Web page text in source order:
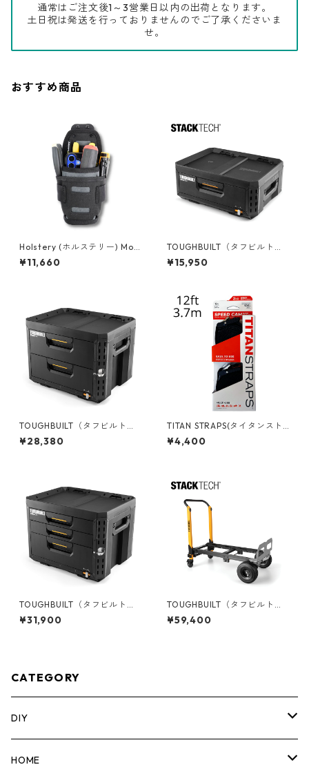
通常はご注文後1～3営業日以内の出荷となります。
土日祝は発送を行っておりませんのでご了承くださいま
せ。
おすすめ商品
Holstery (ホルステリー) Mod
ポーチミニ HLS2080
¥11,660
TOUGHBUILT（タフビルト）S
TACK TECH(スタックテック)
１ドロワー収納ボックス TB-B
¥15,950
TOUGHBUILT（タフビルト）S
TACK TECH(スタックテック)
2ドロワーボックス（サイドロ
¥28,380
TITAN STRAPS(タイタンスト
ラップ ) メタルスピードカム 2
PACK 12ft/3.7m SC-MTL-011
¥4,400
TOUGHBUILT（タフビルト）S
TACK TECH(スタックテック)
3ドロワーボックス（サイドロ
¥31,900
TOUGHBUILT（タフビルト）S
TACK TECH(スタックテック)
コンバーチブルハンドトラッ
¥59,400
CATEGORY
DIY
マーカー
HOME